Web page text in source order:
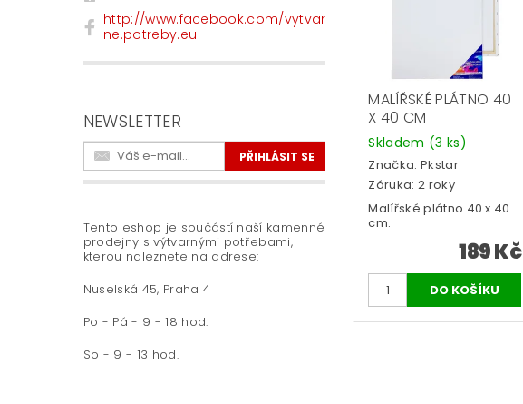
http://www.facebook.com/vytvar
ne.potreby.eu
NEWSLETTER
Tento eshop je součástí naší kamenné
prodejny s výtvarnými potřebami,
kterou naleznete na adrese:
Nuselská 45, Praha 4
Po - Pá - 9 - 18 hod.
So - 9 - 13 hod.
MALÍŘSKÉ PLÁTNO 40
X 40 CM
Skladem (3 ks)
Značka: Pkstar
Záruka: 2 roky
Malířské plátno 40 x 40
cm.
189 Kč